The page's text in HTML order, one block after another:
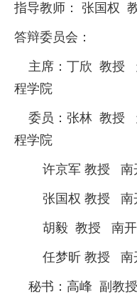
指导教师： 张国权
答辩委员会：
主席：丁欣 教授
程学院
委员：张林 教授
程学院
许京军 教授 南开
张国权 教授
胡毅 教授 南
任梦昕 教授 南开
秘书：高峰 副教